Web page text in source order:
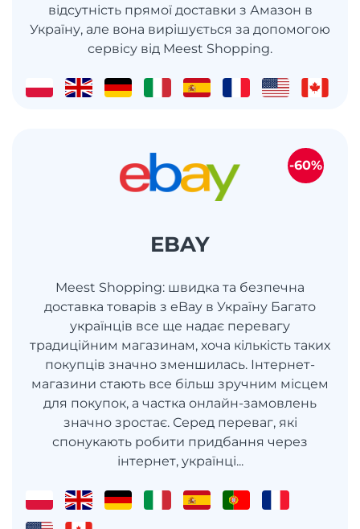
відсутність прямої доставки з Амазон в
Україну, але вона вирішується за допомогою
сервісу від Meest Shopping.
EBAY
Meest Shopping: швидка та безпечна
доставка товарів з eBay в Україну Багато
українців все ще надає перевагу
традиційним магазинам, хоча кількість таких
покупців значно зменшилась. Інтернет-
магазини стають все більш зручним місцем
для покупок, а частка онлайн-замовлень
значно зростає. Серед переваг, які
спонукають робити придбання через
інтернет, українці...
-60%